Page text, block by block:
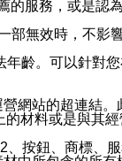
業官方帳號或認
服務，或是認
無效時，不影
齡。可以針對
網站的超連結
材料或是與其經
按鈕、商標、